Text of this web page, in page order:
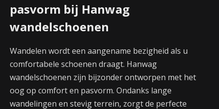
pasvorm bij Hanwag
wandelschoenen
Wandelen wordt een aangename bezigheid als u
comfortabele schoenen draagt. Hanwag
wandelschoenen zijn bijzonder ontworpen met het
oog op comfort en pasvorm. Ondanks lange
wandelingen en stevig terrein, zorgt de perfecte